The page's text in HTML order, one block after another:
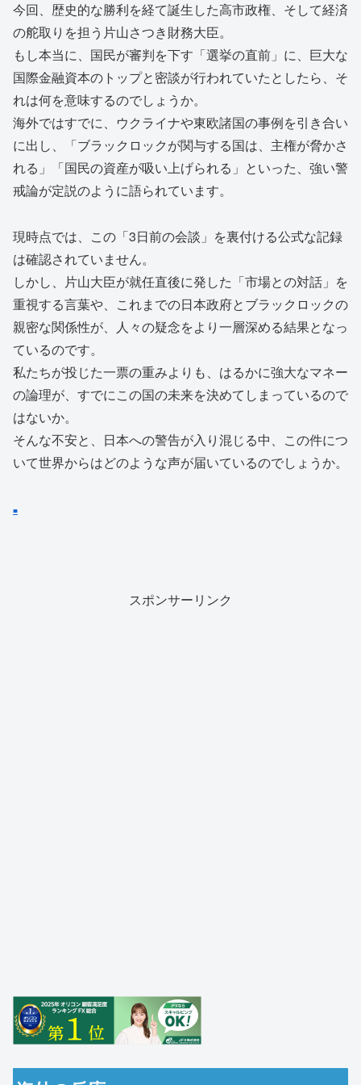
今回、歴史的な勝利を経て誕生した高市政権、そして経済
の舵取りを担う片山さつき財務大臣。
もし本当に、国民が審判を下す「選挙の直前」に、巨大な
国際金融資本のトップと密談が行われていたとしたら、そ
れは何を意味するのでしょうか。
海外ではすでに、ウクライナや東欧諸国の事例を引き合い
に出し、「ブラックロックが関与する国は、主権が脅かさ
れる」「国民の資産が吸い上げられる」といった、強い警
戒論が定説のように語られています。
現時点では、この「3日前の会談」を裏付ける公式な記録
は確認されていません。
しかし、片山大臣が就任直後に発した「市場との対話」を
重視する言葉や、これまでの日本政府とブラックロックの
親密な関係性が、人々の疑念をより一層深める結果となっ
ているのです。
私たちが投じた一票の重みよりも、はるかに強大なマネー
の論理が、すでにこの国の未来を決めてしまっているので
はないか。
そんな不安と、日本への警告が入り混じる中、この件につ
いて世界からはどのような声が届いているのでしょうか。
■
スポンサーリンク